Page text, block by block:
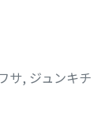
サ, ジュンキチ